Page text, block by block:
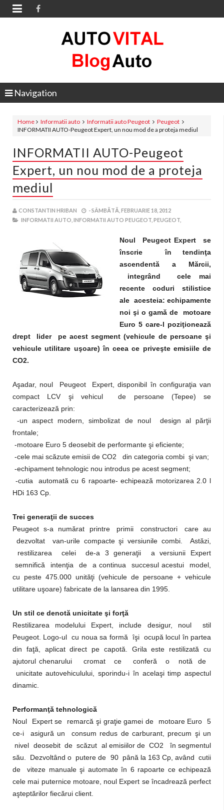

Navigation
Home Informatii auto Informatii auto Peugeot
Peugeot
INFORMATII AUTO-Peugeot Expert, un nou mod de a proteja mediul
INFORMATII AUTO-Peugeot
Expert, un nou mod de a proteja
mediul
CONSTANTIN HRIBAN -SÂMBĂTĂ, FEBRUARIE 18, 2012
INFORMATII AUTO, INFORMATII AUTO PEUGEOT, PEUGEOT,
Noul Peugeot Expert se
înscrie în tendinţa
ascendentă a Mărcii,
integrând cele mai
recente coduri stilistice
ale acesteia: echipamente
noi şi o gamă de motoare
Euro 5 care-l poziţionează
drept lider pe acest segment (vehicule de persoane şi
vehicule utilitare uşoare) în ceea ce priveşte emisiile de
CO2.
Aşadar, noul Peugeot Expert, disponibil în configuraţia van
compact LCV şi vehicul de persoane (Tepee) se
caracterizează prin:
-un aspect modern, simbolizat de noul design al părţii
frontale;
-motoare Euro 5 deosebit de performante şi eficiente;
-cele mai scăzute emisii de CO2 din categoria combi şi van;
-echipament tehnologic nou introdus pe acest segment;
-cutia automată cu 6 rapoarte- echipează motorizarea 2.0 l
HDi 163 Cp.
Trei generaţii de succes
Peugeot s-a numărat printre primii constructori care au
dezvoltat van-urile compacte şi versiunile combi. Astăzi,
restilizarea celei de-a 3 generaţii a versiunii Expert
semnifică intenţia de a continua succesul acestui model,
cu peste 475.000 unităţi (vehicule de persoane + vehicule
utilitare uşoare) fabricate de la lansarea din 1995.
Un stil ce denotă unicitate şi forţă
Restilizarea modelului Expert, include desigur, noul stil
Peugeot. Logo-ul cu noua sa formă îşi ocupă locul în partea
din faţă, aplicat direct pe capotă. Grila este restilizată cu
ajutorul chenarului cromat ce conferă o notă de
unicitate autovehiculului, sporindu-i în acelaşi timp aspectul
dinamic.
Performanţă tehnologică
Noul Expert se remarcă şi graţie gamei de motoare Euro 5
ce-i asigură un consum redus de carburant, precum şi un
nivel deosebit de scăzut al emisiilor de CO2 în segmentul
său. Dezvoltând o putere de 90 până la 163 Cp, având cutii
de viteze manuale şi automate în 6 rapoarte ce echipează
cele mai puternice motoare, noul Expert se încadrează perfect
aşteptărilor fiecărui client.